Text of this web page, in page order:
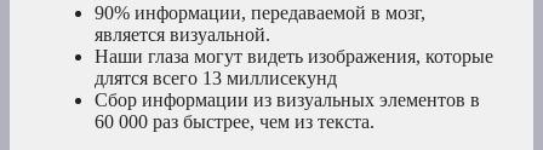
90% информации, передаваемой в мозг,
является визуальной.
Наши глаза могут видеть изображения, которые
длятся всего 13 миллисекунд
Сбор информации из визуальных элементов в
60 000 раз быстрее, чем из текста.